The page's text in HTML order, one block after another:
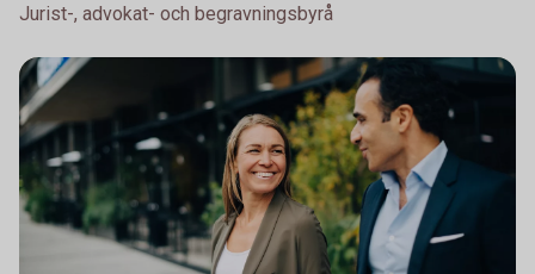
Jurist-, advokat- och begravningsbyrå